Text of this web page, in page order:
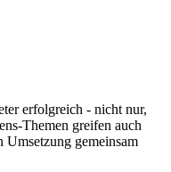
erfolgreich - nicht nur,
Themen greifen auch
gemeinsam